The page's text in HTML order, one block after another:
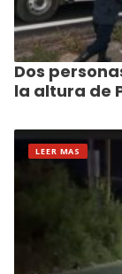
Dos
la altura de
LEER MAS